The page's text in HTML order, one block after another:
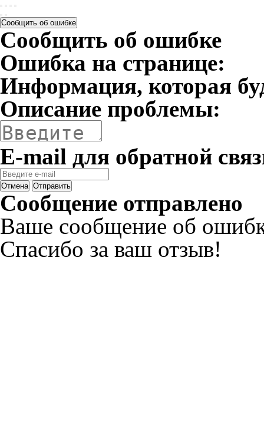
Сообщить об ошибке
Сообщить об ошибке
Ошибка на странице:
Информация, которая
Описание проблемы:
E-mail для обратной
Отмена Отправить
Сообщение отправлено
Ваше сообщение об
Спасибо за ваш отзыв!